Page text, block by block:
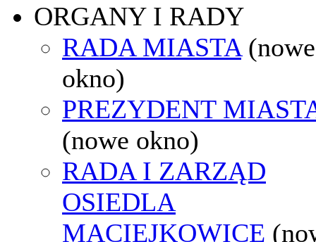
ORGANY I RADY
RADA MIASTA (nowe
okno)
PREZYDENT
(nowe okno)
RADA I ZARZĄD
OSIEDLA
MACIEJKOWICE